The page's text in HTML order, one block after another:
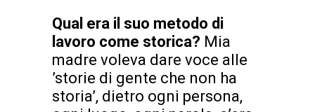
Qual era il suo metodo di
lavoro come storica? Mia
madre voleva dare voce alle
’storie di gente che non ha
storia’, dietro ogni persona,